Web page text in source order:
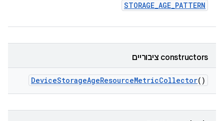
STORAGE_AGE_PATTERN
‫constructors ציבוריים
DeviceStorageAgeResourceMetricCollector()